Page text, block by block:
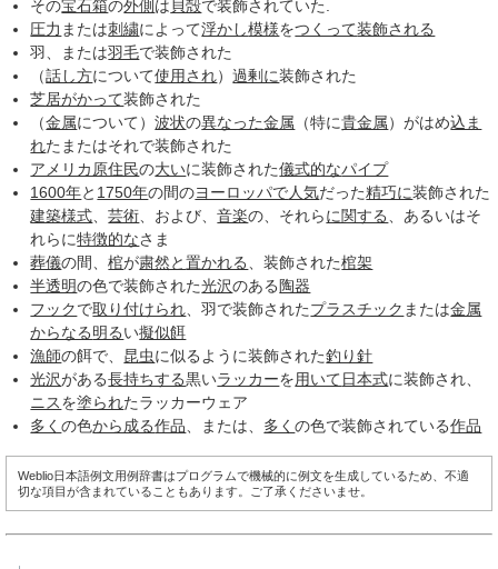
その宝石箱の外側は 貝殻で装飾されていた.
圧力 または刺繍によって浮かし模様をつくって装飾される
羽、または羽毛で装飾された
（話し方について使用され）過剰に装飾された
芝居がかって装飾された
（金属について）波状の異なった金属 （特に貴金属）がはめ込ま
れたまたはそれで装飾された
アメリカ原住民の大いに装飾された儀式的なパイプ
1600年と 1750年の間のヨーロッパで人気だった精巧に装飾された
建築様式 、芸術 、および、音楽の、それらに関する
、あるいはそ
れらに特徴的なさま
葬儀の間、棺が粛然と置かれる 、装飾された棺架
半透明の色で装飾された光沢のある 陶器
フックで取り付けられ 、羽で装飾されたプラスチック または金属
からなる明るい擬似餌
漁師の餌で、 昆虫に似るように装飾された釣り針
光沢がある長持ちする黒いラッカーを用いて日本式に装飾され、
ニスを塗られたラッカーウェア
多くの色から成る作品 、または、 多くの色で装飾されている作品
Weblio日本語例文用例辞書はプログラムで機械的に例文を生成しているため、不適
切な項目が含まれていることもあります。ご了承くださいませ。